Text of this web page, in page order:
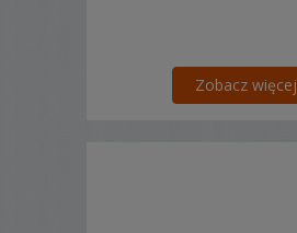
Zobacz więcej